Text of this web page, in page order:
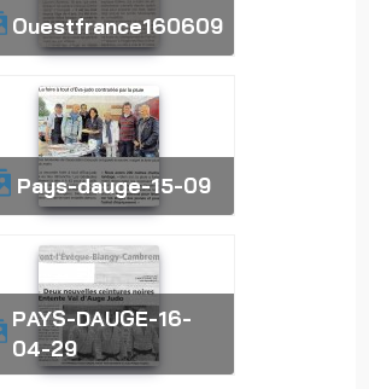
ouestfrance160609
pays-dauge-15-09
PAYS-DAUGE-16-
04-29